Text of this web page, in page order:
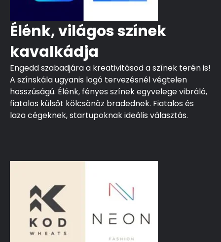
Élénk, világos színek
kavalkádja
Engedd szabadjára a kreativitásod a színek terén is!
A színskála ugyanis logó tervezésnél végtelen
hosszúságú. Élénk, fényes színek egyvelege vibráló,
fiatalos külsőt kölcsönöz bradednek. Fiatalos és
laza cégeknek, startupoknak ideális választás.